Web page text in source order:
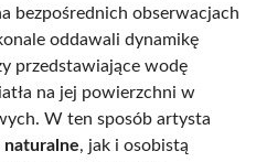
bezpośrednich obserwacjach
oddawali dynamikę
przedstawiające wodę
na jej powierzchni w
W ten sposób artysta
naturalne, jak i osobistą